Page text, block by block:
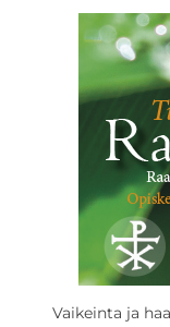
Vaikeinta ja